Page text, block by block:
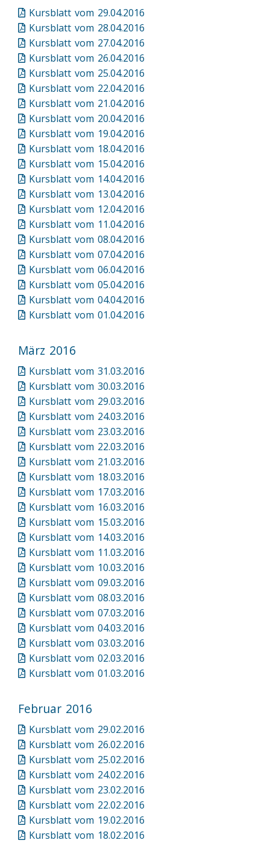
Kursblatt vom 29.04.2016
Kursblatt vom 28.04.2016
Kursblatt vom 27.04.2016
Kursblatt vom 26.04.2016
Kursblatt vom 25.04.2016
Kursblatt vom 22.04.2016
Kursblatt vom 21.04.2016
Kursblatt vom 20.04.2016
Kursblatt vom 19.04.2016
Kursblatt vom 18.04.2016
Kursblatt vom 15.04.2016
Kursblatt vom 14.04.2016
Kursblatt vom 13.04.2016
Kursblatt vom 12.04.2016
Kursblatt vom 11.04.2016
Kursblatt vom 08.04.2016
Kursblatt vom 07.04.2016
Kursblatt vom 06.04.2016
Kursblatt vom 05.04.2016
Kursblatt vom 04.04.2016
Kursblatt vom 01.04.2016
März 2016
Kursblatt vom 31.03.2016
Kursblatt vom 30.03.2016
Kursblatt vom 29.03.2016
Kursblatt vom 24.03.2016
Kursblatt vom 23.03.2016
Kursblatt vom 22.03.2016
Kursblatt vom 21.03.2016
Kursblatt vom 18.03.2016
Kursblatt vom 17.03.2016
Kursblatt vom 16.03.2016
Kursblatt vom 15.03.2016
Kursblatt vom 14.03.2016
Kursblatt vom 11.03.2016
Kursblatt vom 10.03.2016
Kursblatt vom 09.03.2016
Kursblatt vom 08.03.2016
Kursblatt vom 07.03.2016
Kursblatt vom 04.03.2016
Kursblatt vom 03.03.2016
Kursblatt vom 02.03.2016
Kursblatt vom 01.03.2016
Februar 2016
Kursblatt vom 29.02.2016
Kursblatt vom 26.02.2016
Kursblatt vom 25.02.2016
Kursblatt vom 24.02.2016
Kursblatt vom 23.02.2016
Kursblatt vom 22.02.2016
Kursblatt vom 19.02.2016
Kursblatt vom 18.02.2016